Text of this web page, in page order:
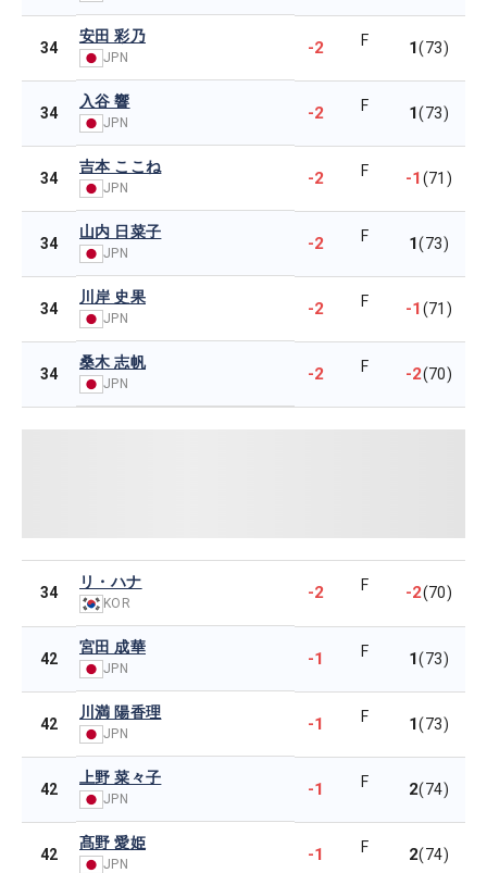
34
安田 彩乃
JPN -2 F 1(73)
34
入谷 響
JPN -2 F 1(73)
34
吉本 ここね
JPN -2 F -1(71)
34
山内 日菜子
JPN -2 F 1(73)
34
川岸 史果
JPN -2 F -1(71)
34
桑木 志帆
JPN -2 F -2(70)
34
リ・ハナ
KOR
-2 F -2(70)
42
宮田 成華
JPN -1 F 1(73)
42
川満 陽香理
JPN -1 F 1(73)
42
上野 菜々子
JPN -1 F 2(74)
42
髙野 愛姫
JPN -1 F 2(74)